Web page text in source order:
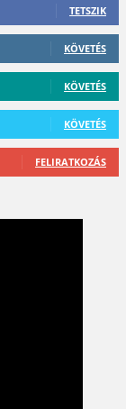
TETSZIK
KÖVETÉS
KÖVETÉS
KÖVETÉS
FELIRATKOZÁS